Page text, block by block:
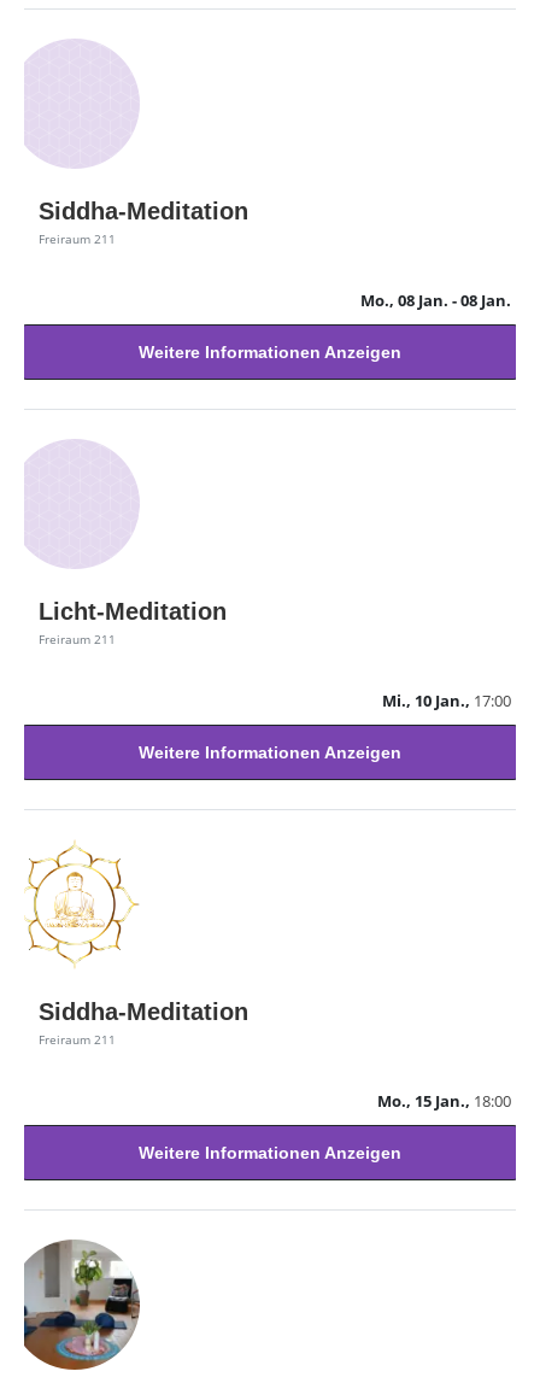
Siddha-Meditation
Freiraum 211
Mo., 08 Jan. - 08 Jan.
Weitere Informationen Anzeigen
Licht-Meditation
Freiraum 211
Mi., 10 Jan., 17:00
Weitere Informationen Anzeigen
Siddha-Meditation
Freiraum 211
Mo., 15 Jan., 18:00
Weitere Informationen Anzeigen